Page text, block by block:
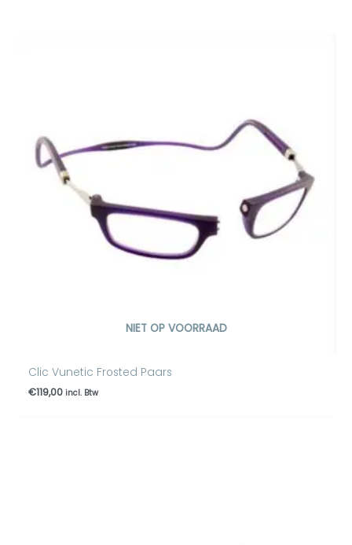
NIET OP VOORRAAD
Clic Vunetic Frosted Paars
€119,00 incl. Btw